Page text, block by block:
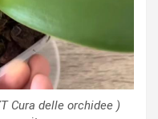
Cura delle orchidee )